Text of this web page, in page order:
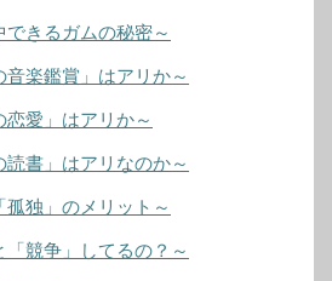
きるガムの秘密～
楽鑑賞」はアリか～
愛」はアリか～
書」はアリなのか～
独」のメリット～
競争」してるの？～